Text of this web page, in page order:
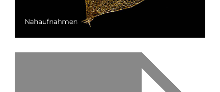
Nahaufnahmen